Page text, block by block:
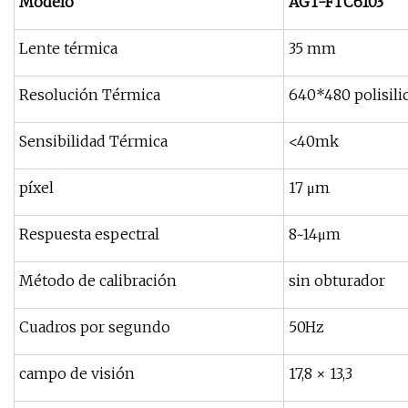
Lente térmica 35 mm
Resolución Térmica 640*480
Sensibilidad Térmica <40mk
píxel 17 μm
Respuesta espectral 8~14μm
Método de calibración sin obturador
Cuadros por segundo 50Hz
campo de visión 17,8 × 13,3